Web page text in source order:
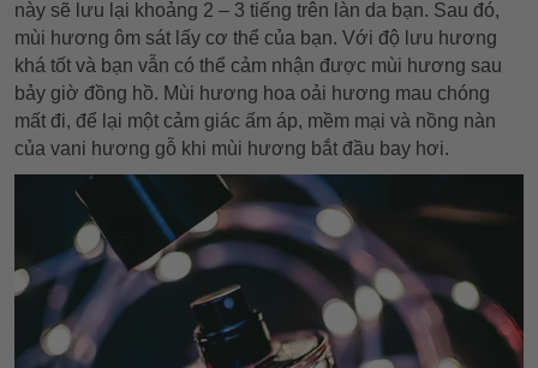
này sẽ lưu lại khoảng 2 – 3 tiếng trên làn da bạn. Sau đó,
mùi hương ôm sát lấy cơ thể của bạn. Với độ lưu hương
khá tốt và bạn vẫn có thể cảm nhận được mùi hương sau
bảy giờ đồng hồ. Mùi hương hoa oải hương mau chóng
mất đi, để lại một cảm giác ấm áp, mềm mại và nồng nàn
của vani hương gỗ khi mùi hương bắt đầu bay hơi.